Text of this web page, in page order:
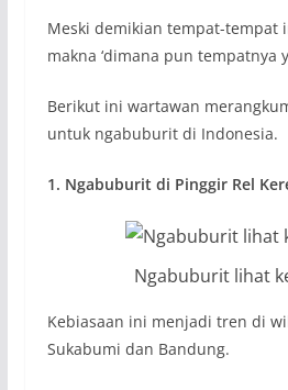
Meski demikian tempat-tempat
makna ‘dimana pun tempatnya
Berikut ini wartawan
untuk ngabuburit di Indonesia.
1. Ngabuburit di Pinggir Rel
Ngabuburit lihat
Kebiasaan ini menjadi tren di
Sukabumi dan Bandung.